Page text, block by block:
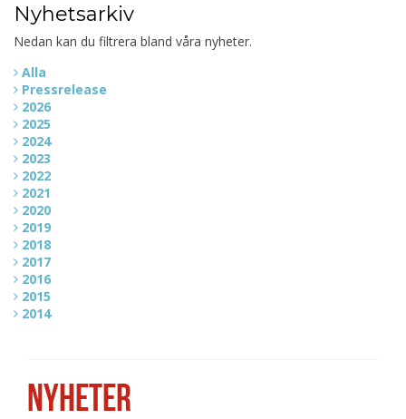
Nyhetsarkiv
Nedan kan du filtrera bland våra nyheter.
Alla
Pressrelease
2026
2025
2024
2023
2022
2021
2020
2019
2018
2017
2016
2015
2014
NYHETER